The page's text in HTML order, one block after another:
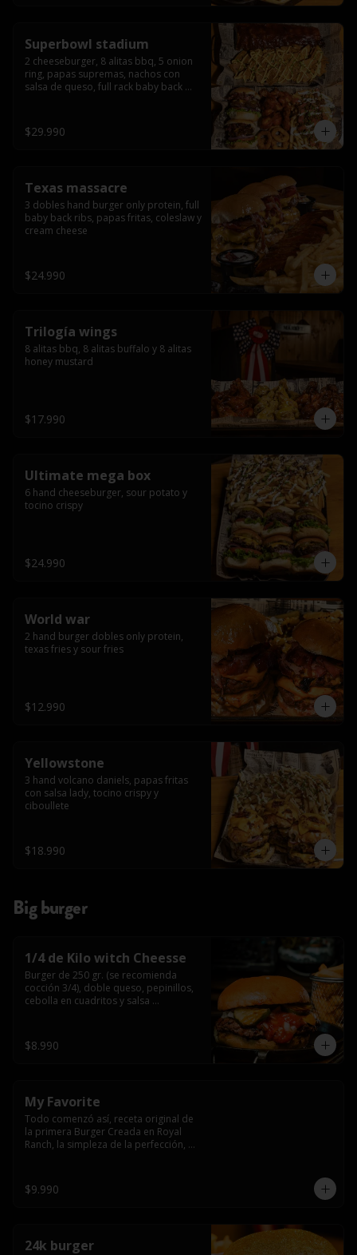
Superbowl stadium
2 cheeseburger, 8 alitas bbq, 5 onion
ring, papas supremas, nachos con
salsa de queso, full rack baby back
$29.990
Texas massacre
3 dobles hand burger only protein, full
baby back ribs, papas fritas, coleslaw y
cream cheese
$24.990
Trilogía wings
8 alitas bbq, 8 alitas buffalo y 8 alitas
honey mustard
$17.990
Ultimate mega box
6 hand cheeseburger, sour potato y
tocino crispy
$24.990
World war
2 hand burger dobles only protein,
texas fries y sour fries
$12.990
Yellowstone
3 hand volcano daniels, papas fritas
con salsa lady, tocino crispy y
ciboullete
$18.990
Big burger
1/4 de Kilo witch Cheesse
Burger de 250 gr. (se recomienda
cocción 3/4), doble queso, pepinillos,
cebolla en cuadritos y salsa
$8.990
My Favorite
Todo comenzó así, receta original de
la primera Burger Creada en Royal
Ranch, la simpleza de la perfección,
queso cheddar
$9.990
24k burger